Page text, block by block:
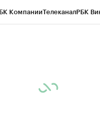
КомпанииТелеканалРБК